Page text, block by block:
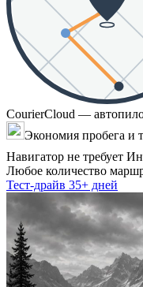
CourierCloud —
Экономия пробега и
Навигатор не требует
Любое количество
Тест-драйв 35+ дней